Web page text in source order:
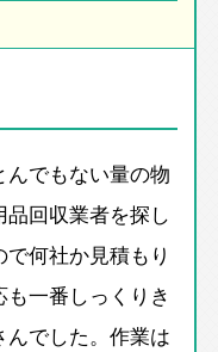
でもない量の物
回収業者を探し
何社か見積もり
一番しっくりき
でした。作業は